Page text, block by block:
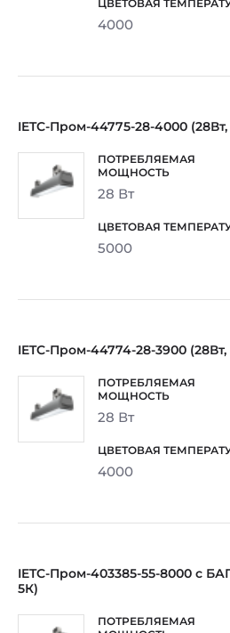
4000
IETC-Пром-44775-28-4000
28 Вт
5000
IETC-Пром-44774-28-3900
28 Вт
4000
IETC-Пром-403385-55-8000 с
5К)